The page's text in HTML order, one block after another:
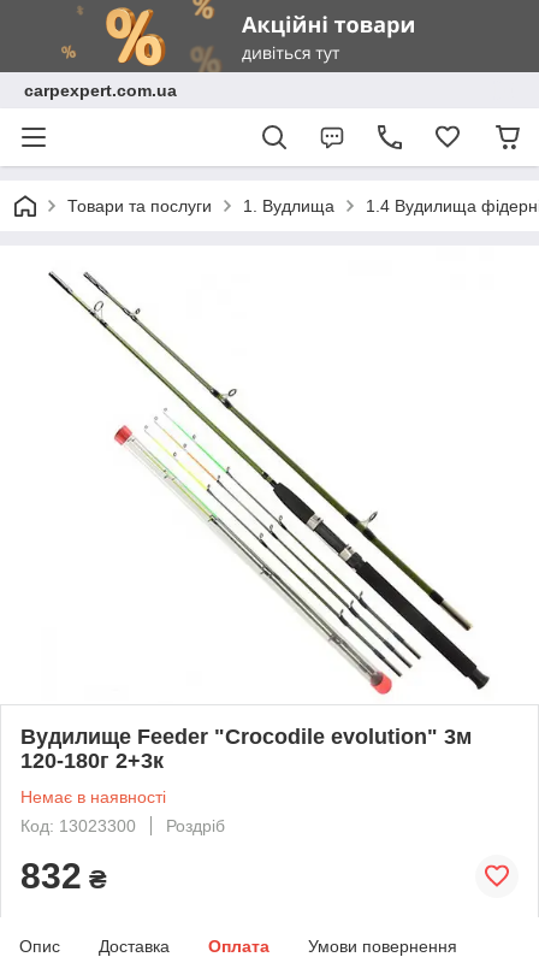
carpexpert.com.ua
Товари та послуги 1. Вудлища 1.4 Вудилища
Вудилище Feeder "Crocodile evolution" 3м
120-180г 2+3к
Немає в наявності
Код: 13023300
Роздріб
832 ₴
Опис Доставка Оплата Умови повернення